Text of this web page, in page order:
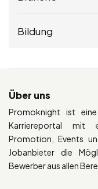
Bildung
Über uns
Promoknight ist
Karriereportal mit
Promotion, Events
Jobanbieter die
Bewerber aus allen